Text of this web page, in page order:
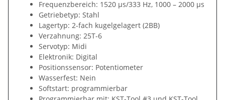
Frequenzbereich: 1520 µs/333 Hz, 1000 – 2000 µs
Getriebetyp: Stahl
Lagertyp: 2-fach kugelgelagert (2BB)
Verzahnung: 25T-6
Servotyp: Midi
Elektronik: Digital
Positionssensor: Potentiometer
Wasserfest: Nein
Softstart: programmierbar